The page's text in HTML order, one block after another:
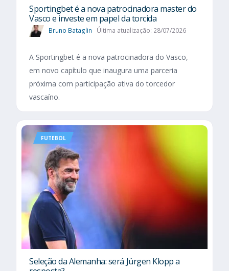
Sportingbet é a nova patrocinadora master do
Vasco e investe em papel da torcida
Bruno Bataglin Última atualização: 28/07/2026
A Sportingbet é a nova patrocinadora do Vasco,
em novo capítulo que inaugura uma parceria
próxima com participação ativa do torcedor
vascaíno.
FUTEBOL
Seleção da Alemanha: será Jürgen Klopp a